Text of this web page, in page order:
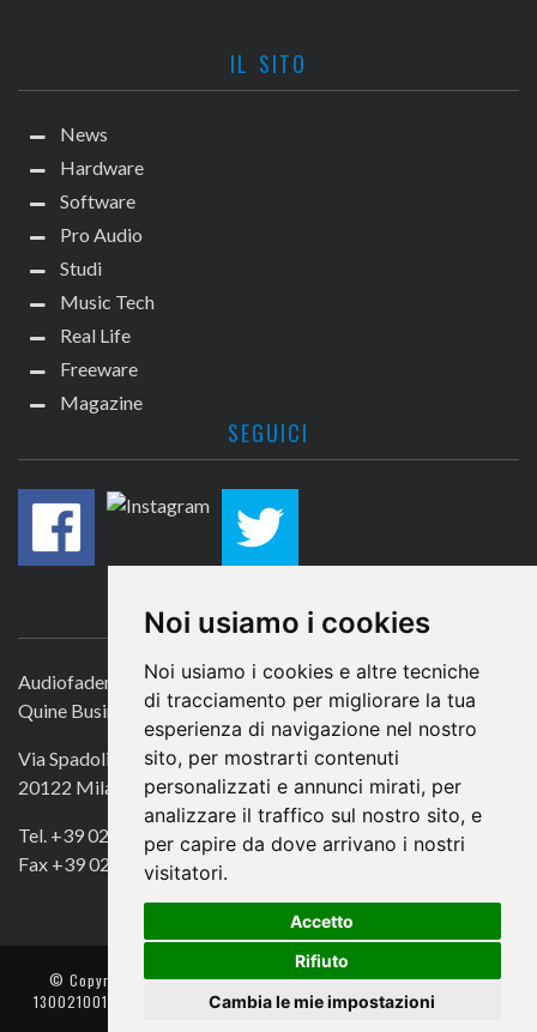
Noi usiamo i cookies
Noi usiamo i cookies e altre tecniche
di tracciamento per migliorare la tua
esperienza di navigazione nel nostro
sito, per mostrarti contenuti
personalizzati e annunci mirati, per
analizzare il traffico sul nostro sito, e
per capire da dove arrivano i nostri
visitatori.
Accetto
Rifiuto
Cambia le mie impostazioni
IL SITO
News
Hardware
Software
Pro Audio
Studi
Music Tech
Real Life
Freeware
Magazine
SEGUICI
CONTATTACI
Audiofader.com
Quine Business Publisher
Via Spadolini 7
20122 Milano
Tel. +39 02 49756990
Fax +39 02 72016740
© Copyright 2018. All Rights Reserved -- Quine srl – C.F./P IVA
13002100157 – Responsabile della Protezione dei Dati: Avv. Monica